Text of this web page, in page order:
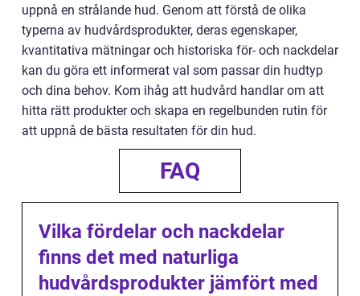
uppnå en strålande hud. Genom att förstå de olika
typerna av hudvårdsprodukter, deras egenskaper,
kvantitativa mätningar och historiska för- och nackdelar
kan du göra ett informerat val som passar din hudtyp
och dina behov. Kom ihåg att hudvård handlar om att
hitta rätt produkter och skapa en regelbunden rutin för
att uppnå de bästa resultaten för din hud.
FAQ
Vilka fördelar och nackdelar
finns det med naturliga
hudvårdsprodukter jämfört med